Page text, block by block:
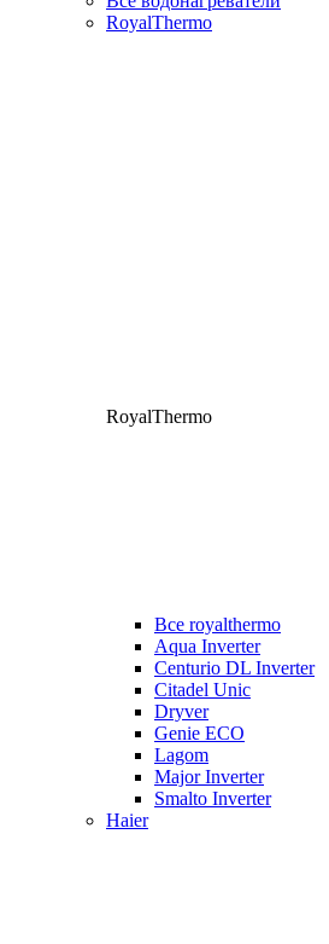
RoyalThermo
RoyalThermo
Все royalthermo
Aqua Inverter
Centurio DL Inverter
Citadel Unic
Dryver
Genie ECO
Lagom
Major Inverter
Smalto Inverter
Haier